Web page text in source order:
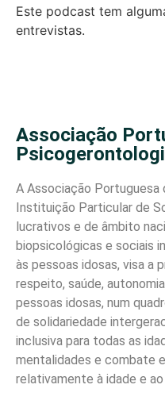
Este podcast tem
entrevistas.
Associação
A Associação Portuguesa
Instituição Particular de
lucrativos e de âmbito
biopsicológicas e sociais
às pessoas idosas, visa a
respeito, saúde,
pessoas idosas, num
de solidariedade
inclusiva para todas as
mentalidades e combate
relativamente à idade e